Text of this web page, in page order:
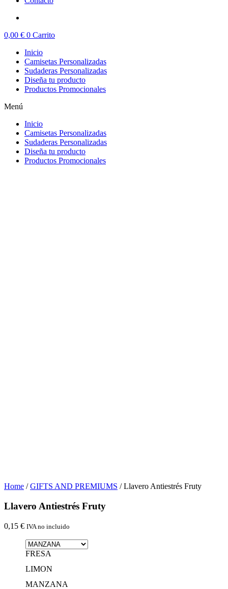
0,00 € 0 Carrito
Inicio
Camisetas Personalizadas
Sudaderas Personalizadas
Diseña tu producto
Productos Promocionales
Menú
Inicio
Camisetas Personalizadas
Sudaderas Personalizadas
Diseña tu producto
Productos Promocionales
Home /GIFTS AND PREMIUMS / Llavero Antiestrés Fruty
Llavero Antiestrés Fruty
0,15 € IVA no incluido
FRESA
LIMON
MANZANA